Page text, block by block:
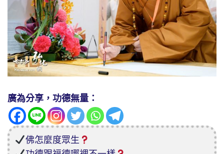
廣為分享，功德無量：
佛怎麼度眾生